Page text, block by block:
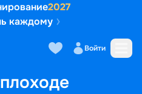
2027
каждому
Войти
кают Маршрут и